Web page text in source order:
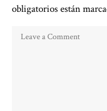
obligatorios están